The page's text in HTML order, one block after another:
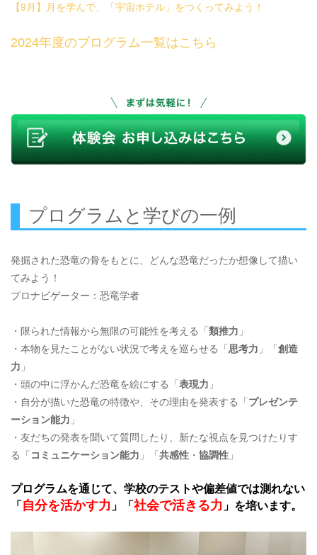
【9月】月を学んで、「宇宙ホテル」をつくってみよう！
2024年度のプログラム一覧はこちら
プログラムと学びの一例
発掘された恐竜の骨をもとに、どんな恐竜だったか想像して描い
てみよう！
プロナビゲーター：恐竜学者
・限られた情報から無限の可能性を考える「 類推力 」
・本物を見たことがない状況で考えを巡らせる「 思考力 」「 創造
力 」
・頭の中に浮かんだ恐竜を絵にする「 表現力 」
・自分が描いた恐竜の特徴や、その理由を発表する「 プレゼンテ
ーション能力 」
・友だちの発表を聞いて質問したり、新たな視点を見つけたりす
る「 コミュニケーション能力 」「 共感性 ・ 協調性 」
プログラムを通じて、学校のテストや偏差値では測れない
「 自分を活かす力 」「 社会で活きる力 」を培います。